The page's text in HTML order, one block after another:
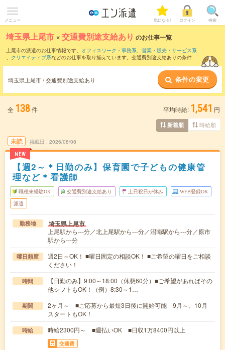
メニュー 気になる! ログイン 検索
埼玉県上尾市 ×交通費別途支給あり のお仕事一覧
上尾市の派遣のお仕事情報です。 オフィスワーク・事務系、 営業・販売・サービス系
、 クリエイティブ系などのお仕事を取り揃えています。交通費別途支給ありの条件の
埼玉県上尾市 / 交通費別途支給あり 条件の変更
全 138件 平均時給: 1,541 円
新着順 時給順
未読
NEW
掲載日 2026/08/08
【週2～＊日勤のみ】保育園で子どもの健康管
理など＊看護師
職種未経験OK 交通費別途支給あり 土日祝日が休み WEB登録OK
派遣
勤務地 埼玉県上尾市
上尾駅から---分／北上尾駅から---分／沼南駅から---分／原市
駅から---分
曜日頻度
週2日～OK！ ■曜日固定の相談OK！ ■ご希望の曜日をご相談
ください！
時間
【日勤のみ】9:00～18:00（休憩60分）■ご希望があればその
他シフトもOK！（例）8:30～1…
期間
2ヶ月～ ■ご応募から最短3日後に開始可能 9月～、10月
スタートもOK！
時給 時給2300円～ ■週払いOK ■日収1万8400円以上
交通費